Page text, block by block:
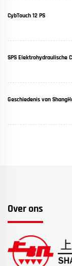
CybTouch 12 PS
SPS Elektrohydraulische
Geschiedenis van
Over ons